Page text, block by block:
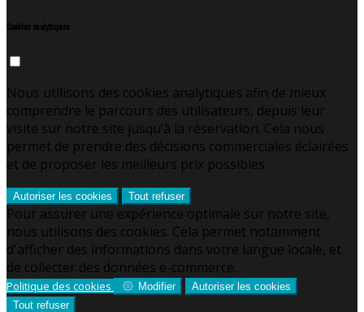
Cookies analytiques
Nous utilisons des cookies analytiques afin de mieux
comprendre le parcours des utilisateurs, depuis leur
visite sur notre site jusqu’à la réservation. Cela nous
permet de prendre des décisions commerciales éclairées
et de proposer les meilleurs prix possibles.
Autoriser les cookies Tout refuser
Pour assurer une expérience optimale sur notre site,
nous utilisons des cookies. Cela permet notamment
d'afficher des informations dans votre langue locale, et
de collecter des données e-commerce.
Politique des cookies Modifier
Autoriser les cookies
Tout refuser